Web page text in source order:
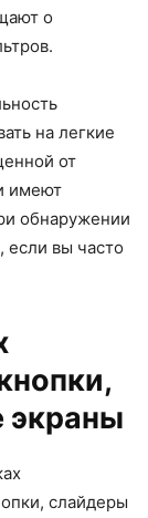
о
на легкие
от
имеют
обнаружении
если вы часто
экраны
слайдеры